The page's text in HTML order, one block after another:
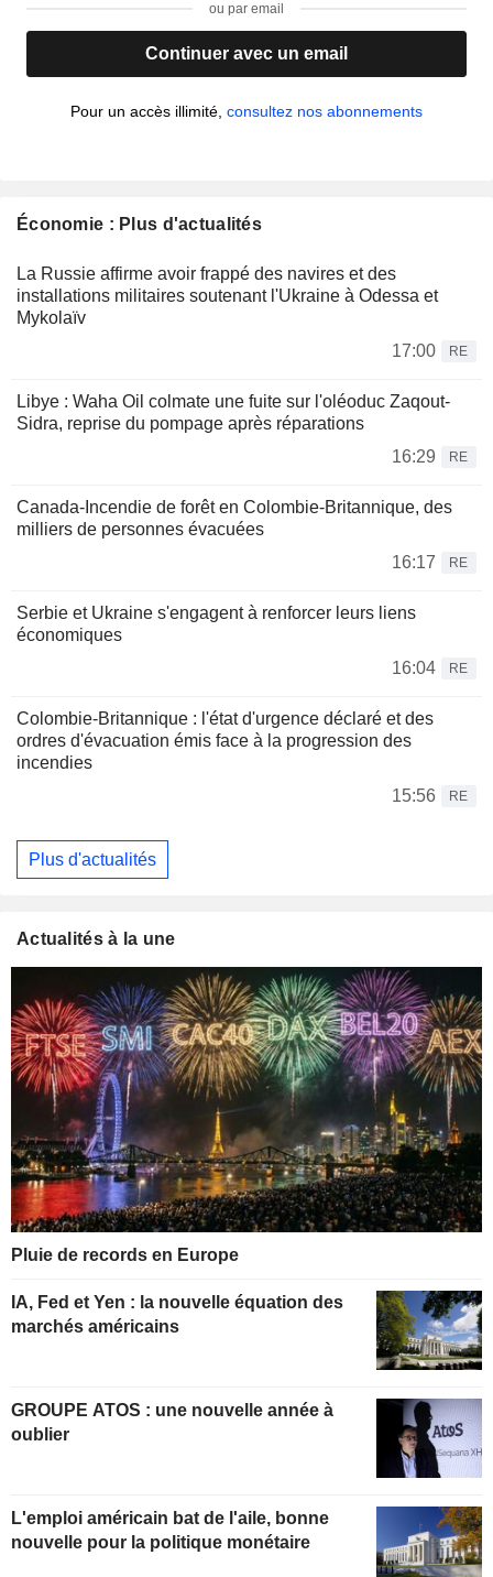
ou par email
Continuer avec un email
Pour un accès illimité, consultez nos abonnements
Économie : Plus d'actualités
La Russie affirme avoir frappé des navires et des
installations militaires soutenant l'Ukraine à Odessa et
Mykolaïv
17:00
RE
Libye : Waha Oil colmate une fuite sur l'oléoduc Zaqout-
Sidra, reprise du pompage après réparations
16:29
RE
Canada-Incendie de forêt en Colombie-Britannique, des
milliers de personnes évacuées
16:17
RE
Serbie et Ukraine s'engagent à renforcer leurs liens
économiques
16:04
RE
Colombie-Britannique : l'état d'urgence déclaré et des
ordres d'évacuation émis face à la progression des
incendies
15:56
RE
Plus d'actualités
Actualités à la une
Pluie de records en Europe
IA, Fed et Yen : la nouvelle équation des
marchés américains
GROUPE ATOS : une nouvelle année à
oublier
L'emploi américain bat de l'aile, bonne
nouvelle pour la politique monétaire